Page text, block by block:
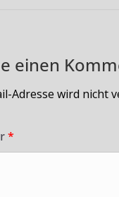
einen
Adresse wird nicht
*